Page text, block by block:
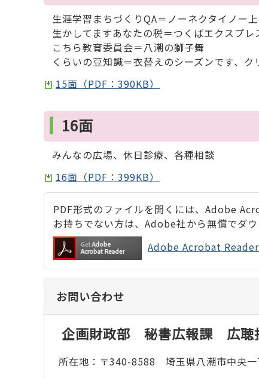
生涯学習まちづくりQA＝ノーネクタイノー
生かしてますあなたの税＝つくばエクスプ
こちら教育委員会＝八潮の獅子舞
くらいの豆知識＝衣替えのシーズンです、ク
15面（PDF：390KB）
16面
みんなの広場、休日診療、各種相談
16面（PDF：399KB）
PDF形式のファイルを開くには、Adobe
お持ちでない方は、Adobe社から無償でダウ
Adobe Acrobat Reader
お問い合わせ
企画財政部 秘書広報課 広聴
所在地：〒340-8588 埼玉県八潮市中央一